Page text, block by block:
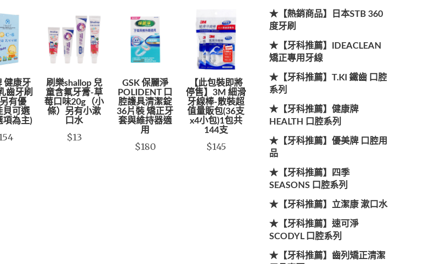
健康牙
齒牙刷
有優
貝可選
項為主)
刷樂shallop 兒
童含氟牙膏-草
莓口味20g（小
條）另有小漱
口水
$13
GSK 保麗淨
POLIDENT 口
腔護具清潔錠
36片裝 矯正牙
套與維持器適
用
$180
【此包裝即將
停售】3M 細滑
牙線棒-散裝超
值量販包(36支
x4小包)1包共
144支
$145
★【熱銷商品】日本STB 360
度牙刷
★【牙科推薦】IDEACLEAN
矯正專用牙線
★【牙科推薦】T.KI 鐵齒 口腔
系列
★【牙科推薦】健康牌
HEALTH 口腔系列
★【牙科推薦】優美牌 口腔用
品
★【牙科推薦】四季
SEASONS 口腔系列
★【牙科推薦】立潔康 漱口水
★【牙科推薦】速可淨
SCODYL 口腔系列
★【牙科推薦】齒列矯正清潔